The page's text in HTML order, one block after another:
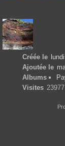
Créée le
Ajoutée le
Albums
Visites 23977